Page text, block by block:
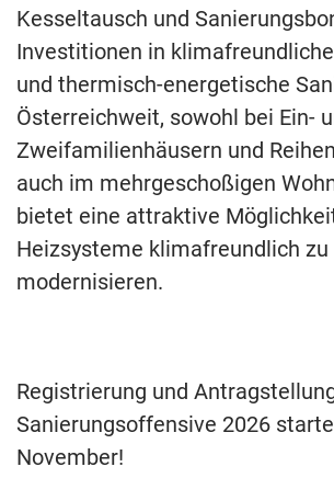
Kesseltausch und
Investitionen in
und thermisch-energetische
Österreichweit, sowohl bei Ein-
Zweifamilienhäusern und
auch im mehrgeschoßigen
bietet eine attraktive
Heizsysteme klimafreundlich zu
modernisieren.
Registrierung und
Sanierungsoffensive 2026
November!